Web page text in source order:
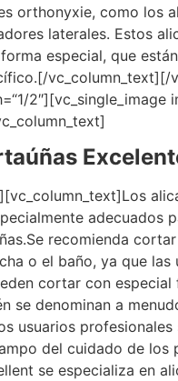
orthonyxie, como los
laterales. Estos
especial, que
vc_column_text][/
2″][vc_single_image
adecuados
recomienda
o el baño, ya que las
cortar con especial
se denominan a
usuarios profesionales
del cuidado de los
se especializa en